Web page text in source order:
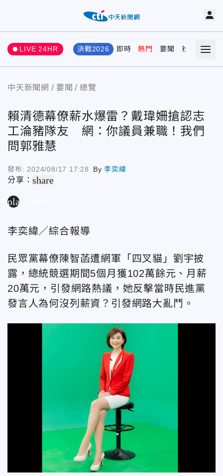
LIVE 24HR 決戰2026 即時 熱門 要聞 社會 娛樂
中天新聞網 要聞 總覽
賴清德幕僚薪水爆雷？戴瑋姍搶認志
工淪豬隊友 網：你議員兼職！我們
問郭雅慧
發布: 2024/08/17 17:28 By李奕緯
分享：share
play_arrow
李奕緯／綜合報導
民眾黨幕僚陳智菡遭網軍「四叉貓」劉宇披
露，總統競選期間5個月獲102萬餘元、月薪
20萬元，引發網路熱議，她反擊當時民進黨
發言人為何沒列薪資？引發網路大亂鬥。